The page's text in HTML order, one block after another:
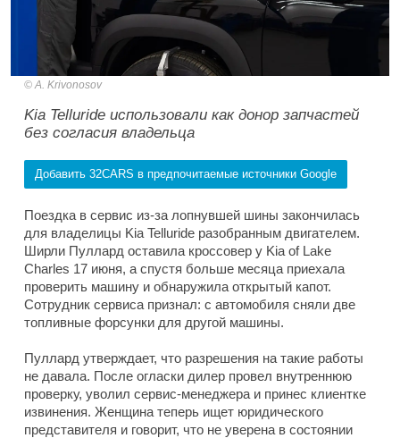
A. Krivonosov
Kia Telluride использовали как донор запчастей
без согласия владельца
Добавить 32CARS в предпочитаемые источники Google
Поездка в сервис из-за лопнувшей шины закончилась
для владелицы Kia Telluride разобранным двигателем.
Ширли Пуллард оставила кроссовер у Kia of Lake
Charles 17 июня, а спустя больше месяца приехала
проверить машину и обнаружила открытый капот.
Сотрудник сервиса признал: с автомобиля сняли две
топливные форсунки для другой машины.
Пуллард утверждает, что разрешения на такие работы
не давала. После огласки дилер провел внутреннюю
проверку, уволил сервис-менеджера и принес клиентке
извинения. Женщина теперь ищет юридического
представителя и говорит, что не уверена в состоянии